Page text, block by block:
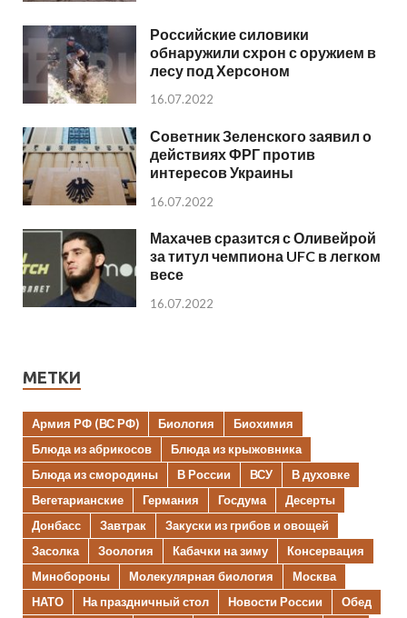
Российские силовики
обнаружили схрон с оружием в
лесу под Херсоном
16.07.2022
Советник Зеленского заявил о
действиях ФРГ против
интересов Украины
16.07.2022
Махачев сразится с Оливейрой
за титул чемпиона UFC в легком
весе
16.07.2022
МЕТКИ
Армия РФ (ВС РФ) Биология
Биохимия
Блюда из абрикосов
Блюда из крыжовника
Блюда из смородины
В России ВСУ
В духовке
Вегетарианские
Германия Госдума
Десерты
Донбасс
Завтрак
Закуски из грибов и овощей
Засолка
Зоология Кабачки на зиму
Консервация
Минобороны
Молекулярная биология
Москва
НАТО
На праздничный стол Новости России
Обед